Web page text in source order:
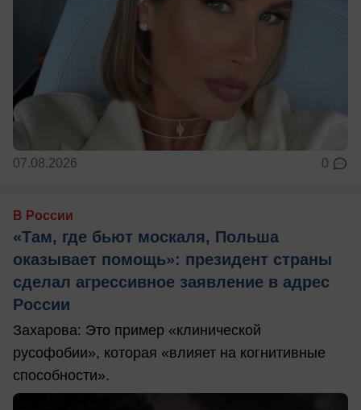
07.08.2026 0
В России
«Там, где бьют москаля, Польша
оказывает помощь»: президент страны
сделал агрессивное заявление в адрес
России
Захарова: Это пример «клинической
русофобии», которая «влияет на когнитивные
способности».